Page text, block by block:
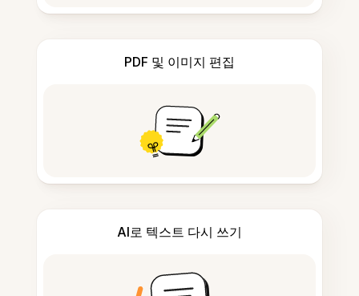
PDF 및 이미지 편집
AI로 텍스트 다시 쓰기